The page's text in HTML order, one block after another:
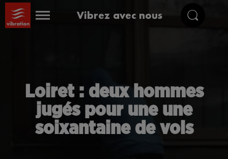
Vibrez avec nous
Loiret : deux hommes
jugés pour une une
soixantaine de vols